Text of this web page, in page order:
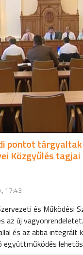
pontot
Közgyűlés tagjai
17:43
és Működési
az új
és az abba integrált
együttműködés